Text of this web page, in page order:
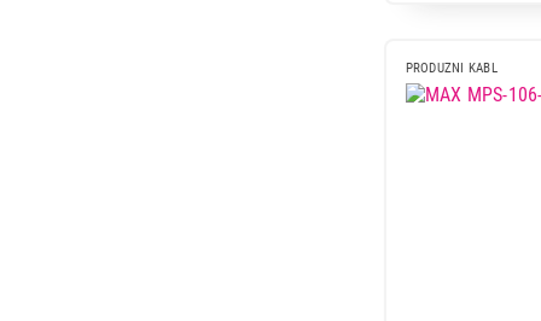
PRODUZNI KABL